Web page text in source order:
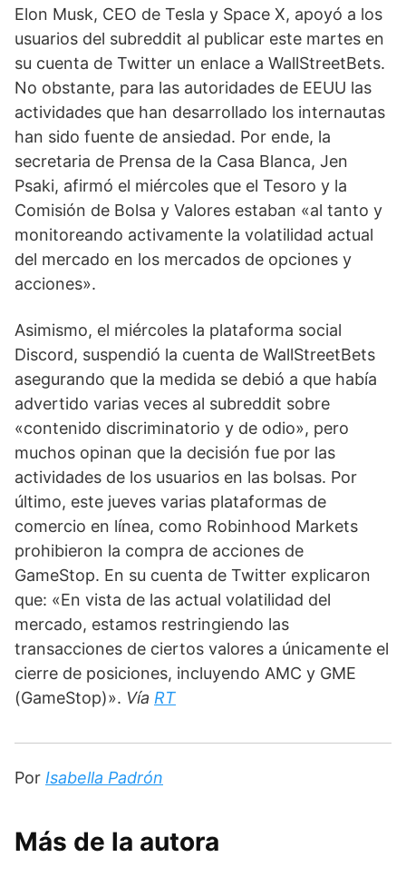
Elon Musk, CEO de Tesla y Space X, apoyó a los
usuarios del subreddit al publicar este martes en
su cuenta de Twitter un enlace a WallStreetBets.
No obstante, para las autoridades de EEUU las
actividades que han desarrollado los internautas
han sido fuente de ansiedad. Por ende, la
secretaria de Prensa de la Casa Blanca, Jen
Psaki, afirmó el miércoles que el Tesoro y la
Comisión de Bolsa y Valores estaban «al tanto y
monitoreando activamente la volatilidad actual
del mercado en los mercados de opciones y
acciones».
Asimismo, el miércoles la plataforma social
Discord, suspendió la cuenta de WallStreetBets
asegurando que la medida se debió a que había
advertido varias veces al subreddit sobre
«contenido discriminatorio y de odio», pero
muchos opinan que la decisión fue por las
actividades de los usuarios en las bolsas. Por
último, este jueves varias plataformas de
comercio en línea, como Robinhood Markets
prohibieron la compra de acciones de
GameStop. En su cuenta de Twitter explicaron
que: «En vista de las actual volatilidad del
mercado, estamos restringiendo las
transacciones de ciertos valores a únicamente el
cierre de posiciones, incluyendo AMC y GME
(GameStop)». Vía RT
Por Isabella Padrón
Más de la autora